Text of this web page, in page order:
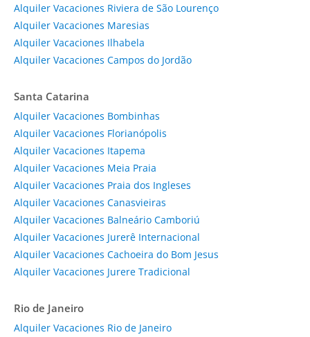
Alquiler Vacaciones Riviera de São Lourenço
Alquiler Vacaciones Maresias
Alquiler Vacaciones Ilhabela
Alquiler Vacaciones Campos do Jordão
Santa Catarina
Alquiler Vacaciones Bombinhas
Alquiler Vacaciones Florianópolis
Alquiler Vacaciones Itapema
Alquiler Vacaciones Meia Praia
Alquiler Vacaciones Praia dos Ingleses
Alquiler Vacaciones Canasvieiras
Alquiler Vacaciones Balneário Camboriú
Alquiler Vacaciones Jurerê Internacional
Alquiler Vacaciones Cachoeira do Bom Jesus
Alquiler Vacaciones Jurere Tradicional
Rio de Janeiro
Alquiler Vacaciones Rio de Janeiro